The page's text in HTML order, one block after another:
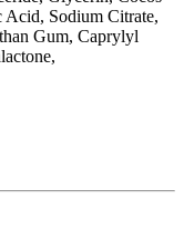
Sodium Citrate,
Gum, Caprylyl